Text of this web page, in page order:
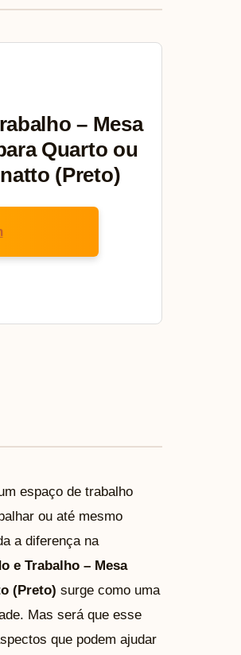
– Mesa
Quarto ou
(Preto)
espaço de trabalho
ou até mesmo
a diferença na
e Trabalho – Mesa
(Preto) surge como uma
Mas será que esse
que podem ajudar